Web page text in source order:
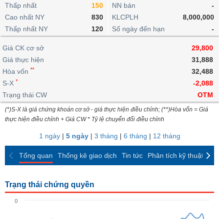
lỗ
dịch
nội
Niên
giám
Tài
liệu
cổ
Định
giá
ngoài
doanh
Top
cổ
phiếu
ngành
giao
dịch
dịch
Chứng
quyền
quan
Thống
giao
dịch
Thống
giao
dịch
Tin
tức
Phân
tích
kỹ
thuật
trực
tuyến
Bộ
lọc
cổ
So
sánh
Báo
cáo
Vĩ
mô
lai
Chứng
quyền
Trái
phiếu
IR
Awards
tạo
Dịch
vụ
Thấp nhất
150
Cao nhất NY
830
Thấp nhất NY
120
NN bán
-
KLCPLH
8,000,000
Số ngày đến hạn
-
Giá CK cơ sở
29,800
Giá thực hiện
31,888
Hòa vốn **
32,488
S-X *
-2,088
Trạng thái CW
OTM
(*)S-X là giá chứng khoán cơ sở - giá thực hiện điều chỉnh; (**)Hòa vốn = Giá
thực hiện điều chỉnh + Giá CW * Tỷ lệ chuyển đổi điều chỉnh
1 ngày| 5 ngày| 3 tháng | 6 tháng | 12 tháng
Tổng quan Thống kê giao dịch Tin tức Phân tích kỹ thuật
Trạng thái chứng quyền
0
BẤT
ĐỘNG
SẢN
TÀI
CHÍNH
HÀNG
KINH